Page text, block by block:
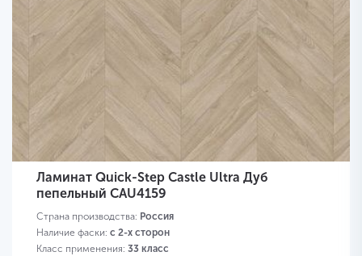
Ламинат Quick-Step Castle Ultra Дуб
пепельный CAU4159
Страна производства: Россия
Наличие фаски: с 2-х сторон
Класс применения: 33 класс